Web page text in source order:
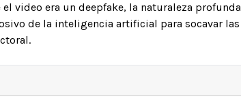
video era un deepfake, la naturaleza
de la inteligencia artificial para socavar